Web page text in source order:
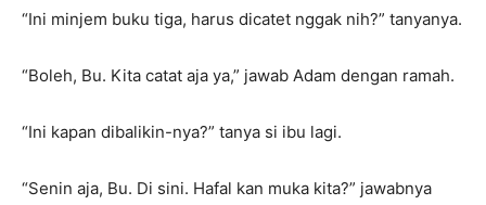
“Ini minjem buku tiga, harus dicatet nggak nih?” tanyanya.
“Boleh, Bu. Kita catat aja ya,” jawab Adam dengan ramah.
“Ini kapan dibalikin-nya?” tanya si ibu lagi.
“Senin aja, Bu. Di sini. Hafal kan muka kita?” jawabnya